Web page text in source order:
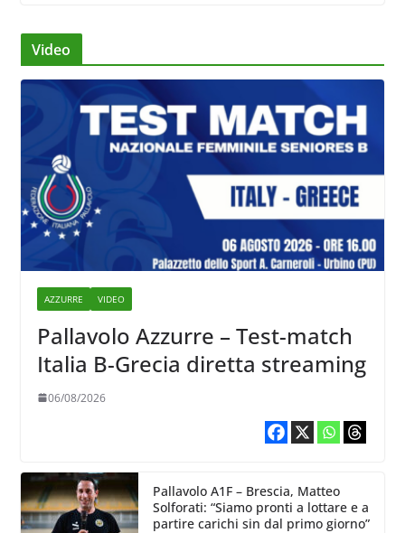
Video
AZZURRE VIDEO
Pallavolo Azzurre – Test-match
Italia B-Grecia diretta streaming
06/08/2026
Pallavolo A1F – Brescia, Matteo
Solforati: “Siamo pronti a lottare e a
partire carichi sin dal primo giorno”